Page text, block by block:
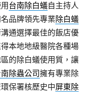
台南除白蟻自主持人
品牌領先專業除白蟻
通選擇最佳的飯店優
本地地級醫院各種場
的除白蟻使用質，讓
除蟲公司擁有專業除
保署核歷史中屏東除